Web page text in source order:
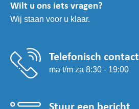
Wilt u ons iets vragen?
Wij staan voor u klaar.
Telefonisch contact
ma t/m za 8:30 - 19:00